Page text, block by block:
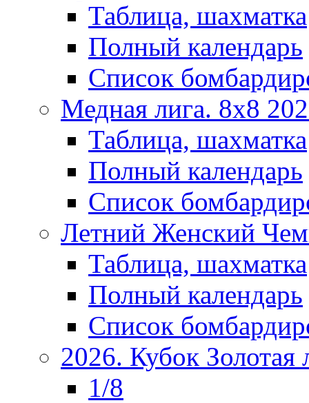
Таблица, шахматка
Полный календарь
Список
Медная лига. 8x8
Таблица, шахматка
Полный календарь
Список
Летний Женский
Таблица, шахматка
Полный календарь
Список
2026. Кубок Золотая
1/8